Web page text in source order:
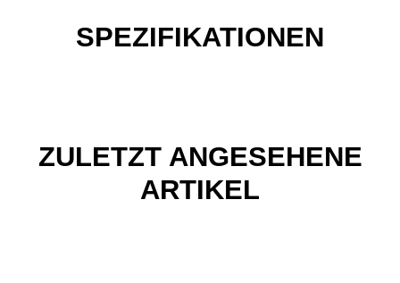
SPEZIFIKATIONEN
ZULETZT ANGESEHENE
ARTIKEL